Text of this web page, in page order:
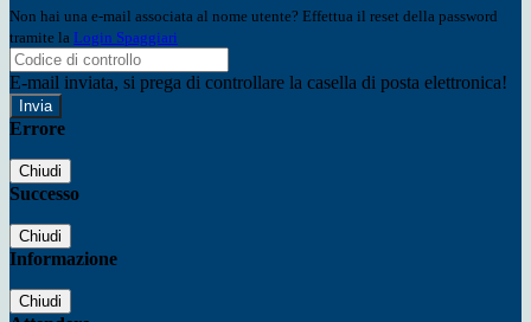
Non hai una e-mail associata al nome utente? Effettua il reset della password
tramite la Login Spaggiari
E-mail inviata, si prega di controllare la casella di posta elettronica!
Errore
Chiudi
Successo
Chiudi
Informazione
Chiudi